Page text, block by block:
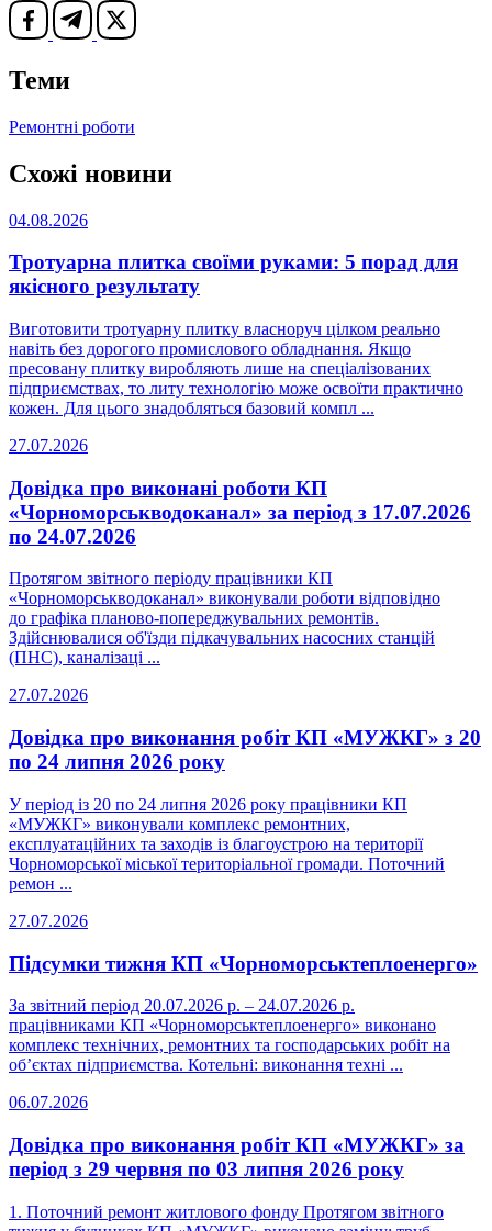
Теми
Ремонтні роботи
Схожі новини
04.08.2026
Тротуарна плитка своїми руками: 5 порад для
якісного результату
Виготовити тротуарну плитку власноруч цілком реально
навіть без дорогого промислового обладнання. Якщо
пресовану плитку виробляють лише на спеціалізованих
підприємствах, то литу технологію може освоїти практично
кожен. Для цього знадобляться базовий компл ...
27.07.2026
Довідка про виконані роботи КП
«Чорноморськводоканал» за період з 17.07.2026
по 24.07.2026
Протягом звітного періоду працівники КП
«Чорноморськводоканал» виконували роботи відповідно
до графіка планово-попереджувальних ремонтів.
Здійснювалися об'їзди підкачувальних насосних станцій
(ПНС), каналізаці ...
27.07.2026
Довідка про виконання робіт КП «МУЖКГ» з 20
по 24 липня 2026 року
У період із 20 по 24 липня 2026 року працівники КП
«МУЖКГ» виконували комплекс ремонтних,
експлуатаційних та заходів із благоустрою на території
Чорноморської міської територіальної громади. Поточний
ремон ...
27.07.2026
Підсумки тижня КП «Чорноморськтеплоенерго»
За звітний період 20.07.2026 р. – 24.07.2026 р.
працівниками КП «Чорноморськтеплоенерго» виконано
комплекс технічних, ремонтних та господарських робіт на
об’єктах підприємства. Котельні: виконання техні ...
06.07.2026
Довідка про виконання робіт КП «МУЖКГ» за
період з 29 червня по 03 липня 2026 року
1. Поточний ремонт житлового фонду Протягом звітного